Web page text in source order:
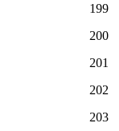
199
200
201
202
203